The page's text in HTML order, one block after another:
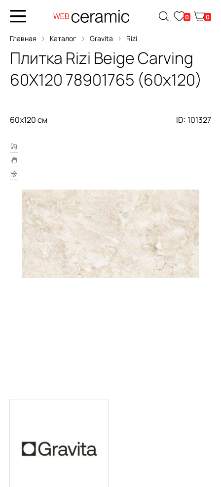
0 0
Главная Каталог Gravita Rizi
Плитка Rizi Beige Carving
60X120 78901765 (60x120)
60x120 см ID: 101327